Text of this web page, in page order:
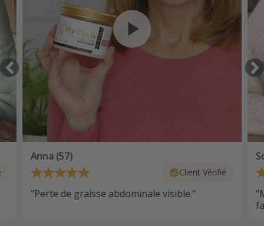
Anna (57)
Client Vérifié
"Perte de graisse abdominale visible."